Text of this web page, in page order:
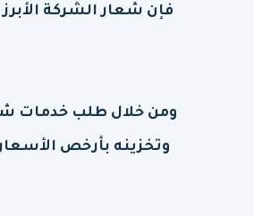
فإن شعار الشركة
ومن خلال طلب خدمات
وتخزينه بأرخص